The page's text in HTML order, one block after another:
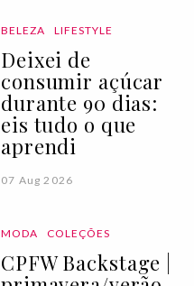
BELEZA LIFESTYLE
Deixei de
consumir açúcar
durante 90 dias:
eis tudo o que
aprendi
07 Aug 2026
MODA COLEÇÕES
CPFW Backstage |